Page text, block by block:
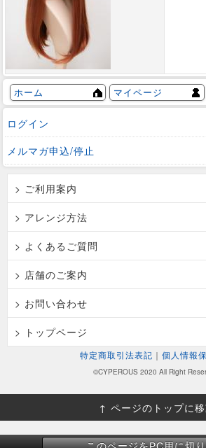
ホーム マイページ
ログイン
メルマガ申込/停止
> ご利用案内
> アレンジ方法
> よくあるご質問
> 店舗のご案内
> お問い合わせ
> トップページ
特定商取引法表記 ｜ 個人情報
©CYPEROUS 2020 All Right
↑ ページのトップに